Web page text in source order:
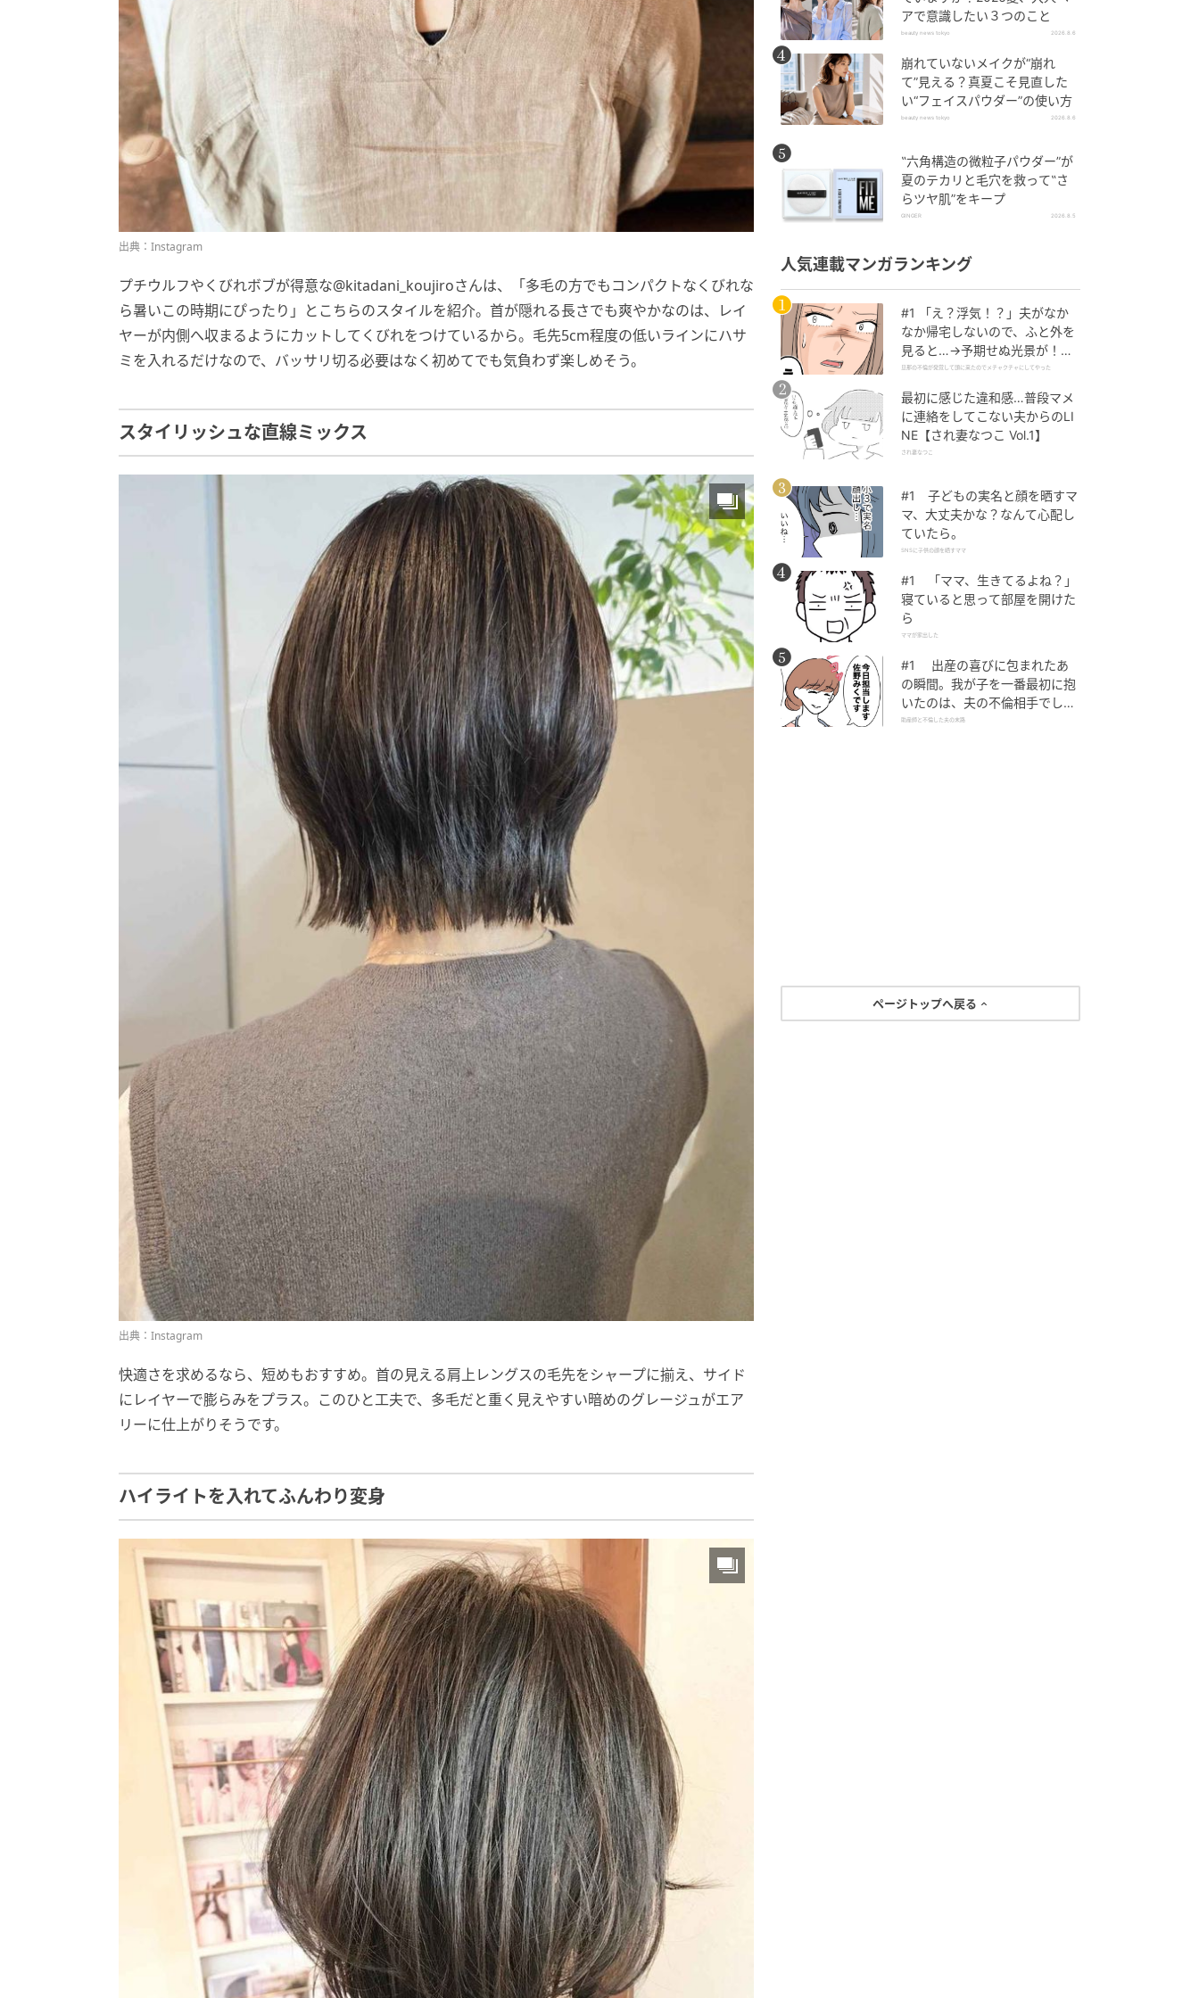
出典：Instagram
プチウルフやくびれボブが得意な@kitadani_koujiroさんは、「多毛の方でもコンパクトなくびれな
ら暑いこの時期にぴったり」とこちらのスタイルを紹介。首が隠れる長さでも爽やかなのは、レイ
ヤーが内側へ収まるようにカットしてくびれをつけているから。毛先5cm程度の低いラインにハサ
ミを入れるだけなので、バッサリ切る必要はなく初めてでも気負わず楽しめそう。
スタイリッシュな直線ミックス
出典：Instagram
快適さを求めるなら、短めもおすすめ。首の見える肩上レングスの毛先をシャープに揃え、サイド
にレイヤーで膨らみをプラス。このひと工夫で、多毛だと重く見えやすい暗めのグレージュがエア
リーに仕上がりそうです。
ハイライトを入れてふんわり変身
アで意識したい３つのこと
beauty news tokyo 2026.8.6
崩れていないメイクが“崩れ
て”見える？真夏こそ見直した
い“フェイスパウダー”の使い方
beauty news tokyo 2026.8.6
‟六角構造の微粒子パウダー”が
夏のテカリと毛穴を救って‟さ
らツヤ肌”をキープ
GINGER 2026.8.5
人気連載マンガランキング
#1 「え？浮気！？」夫がなか
なか帰宅しないので、ふと外を
見ると…→予期せぬ光景が！｜
旦那の不倫が発覚して頭に来た
旦那の不倫が発覚して頭に来たのでメチャクチャにしてやった
最初に感じた違和感…普段マメ
に連絡をしてこない夫からのLI
NE【され妻なつこ Vol.1】
され妻なつこ
#1 子どもの実名と顔を晒すマ
マ、大丈夫かな？なんて心配し
ていたら。
SNSに子供の顔を晒すママ
#1 「ママ、生きてるよね？」
寝ていると思って部屋を開けた
ら
ママが家出した
#1 出産の喜びに包まれたあ
の瞬間。我が子を一番最初に抱
いたのは、夫の不倫相手でし
た。
助産師と不倫した夫の末路
ページトップへ戻る